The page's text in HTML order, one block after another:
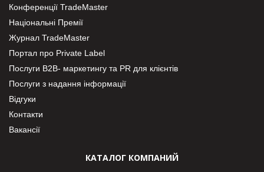
Конференції TradeMaster
Національні Премії
Журнал TradeMaster
Портал про Private Label
Послуги В2В- маркетингу та PR для клієнтів
Послуги з надання інформації
Відгуки
Контакти
Вакансії
КАТАЛОГ КОМПАНИЙ